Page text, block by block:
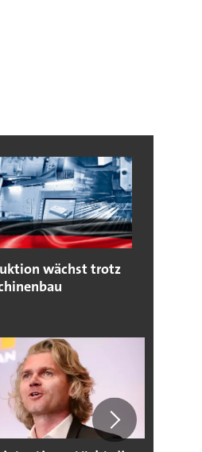
wächst trotz